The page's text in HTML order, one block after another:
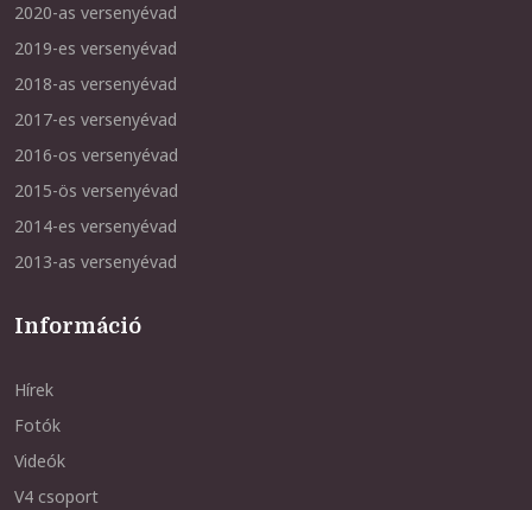
2020-as versenyévad
2019-es versenyévad
2018-as versenyévad
2017-es versenyévad
2016-os versenyévad
2015-ös versenyévad
2014-es versenyévad
2013-as versenyévad
Információ
Hírek
Fotók
Videók
V4 csoport